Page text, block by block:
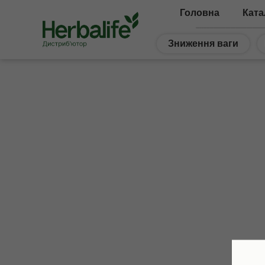
Головна
Зниження ваги